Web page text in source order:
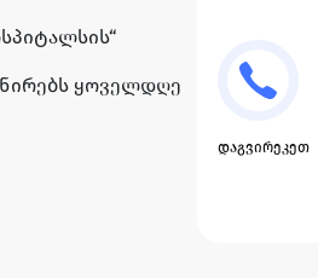
დაგვირეკეთ
ყოველდღე